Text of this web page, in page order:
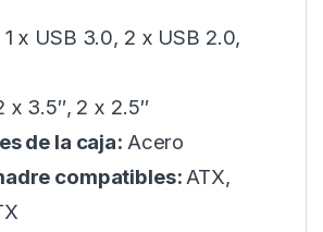
1 x USB 3.0, 2 x USB 2.0,
x 3.5″, 2 x 2.5″
de la caja: Acero
compatibles:ATX,